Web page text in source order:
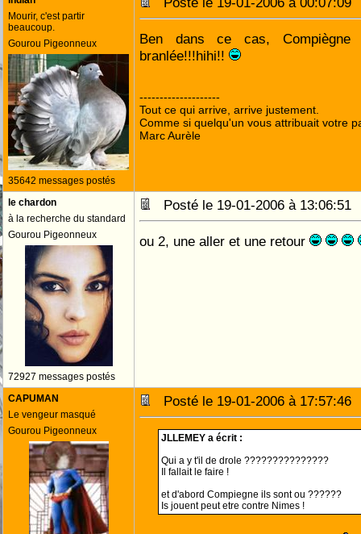
Mourir, c'est partir
beaucoup.
Gourou Pigeonneux
35642 messages postés
Ben dans ce cas,
branlée!!!hihi!!
--------------------
Tout ce qui arrive, arrive justement.
Comme si quelqu'un vous attribuait votre
Marc Aurèle
le chardon
à la recherche du standard
Gourou Pigeonneux
72927 messages postés
Posté le 19-01-2006 à
ou 2, une aller et une retour
CAPUMAN
Le vengeur masqué
Gourou Pigeonneux
Posté le 19-01-2006 à
JLLEMEY a écrit :
Qui a y t'il de drole ???????????????
Il fallait le faire !
et d'abord Compiegne ils sont ou ??????
Is jouent peut etre contre Nimes !